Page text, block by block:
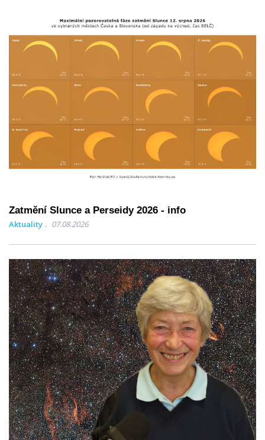
Zatmění Slunce a Perseidy 2026 - info
Aktuality 07.08.2026